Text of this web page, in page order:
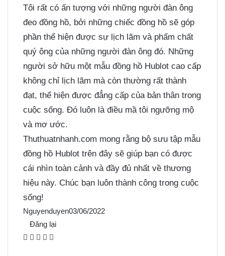
Tôi rất có ấn tượng với những người đàn ông
đeo đồng hồ, bởi những chiếc đồng hồ sẽ góp
phần thể hiện được sự lịch lãm và phẩm chất
quý ông của những người đàn ông đó. Những
người sở hữu một mẫu đồng hồ Hublot cao cấp
không chỉ lịch lãm mà còn thường rất thành
đạt, thể hiện được đẳng cấp của bản thân trong
cuộc sống. Đó luôn là điều mầ tôi ngưỡng mộ
và mơ ước.
Thuthuatnhanh.com mong rằng bộ sưu tập mẫu
đồng hồ Hublot trên đây sẽ giúp bạn có được
cái nhìn toàn cảnh và đầy đủ nhất về thương
hiệu này. Chúc bạn luôn thành công trong cuộc
sống!
Nguyenduyen03/06/2022
Đăng lại
F X P M